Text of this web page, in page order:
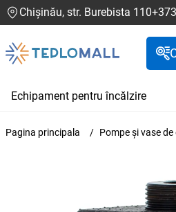
Chișinău, str. Burebista 110
Echipament pentru încălzire
Pagina principala Pompe și vase